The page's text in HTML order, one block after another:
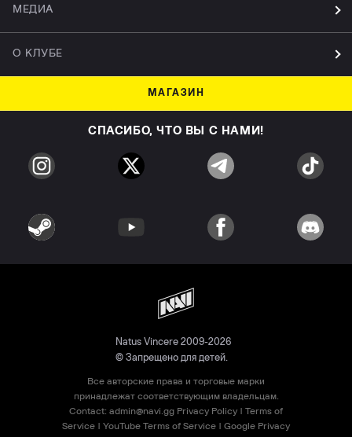
МЕДИА
О КЛУБЕ
МАГАЗИН
СПАСИБО, ЧТО ВЫ С НАМИ!
Natus Vincere 2009-2026
© Запрещено для детей.
Все авторские права и торговые марки
принадлежат соответствующим владельцам.
Contact: admin@navi.gg Privacy Policy | Terms of
Service | YouTube Terms of Service | Google Privacy